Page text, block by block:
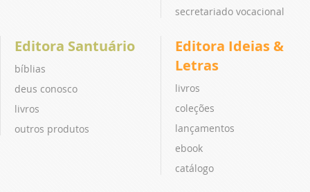
secretariado vocacional
Editora Santuário
bíblias
deus conosco
livros
outros produtos
Editora Ideias &
Letras
livros
coleções
lançamentos
ebook
catálogo